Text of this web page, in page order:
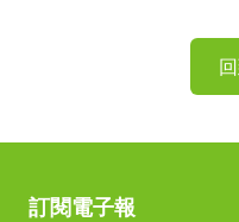
訂閱電子報